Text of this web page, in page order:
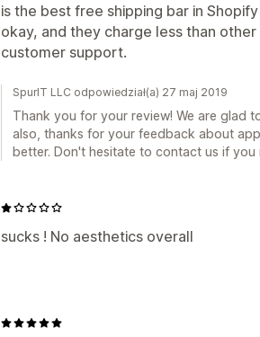
is the best free shipping bar in
okay, and they charge less than
customer support.
SpurIT LLC odpowiedział(a) 27 maj 2019
Thank you for your review! We are glad
also, thanks for your feedback about
better. Don't hesitate to contact us if you
sucks ! No aesthetics overall